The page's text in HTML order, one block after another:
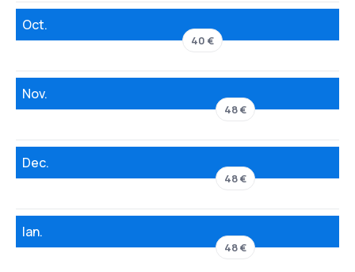
Oct.
40 €
Nov.
48 €
Dec.
48 €
Ian.
48 €